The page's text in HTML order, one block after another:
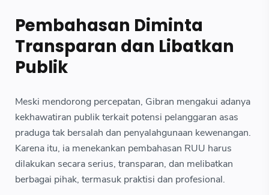
Pembahasan Diminta
Transparan dan Libatkan
Publik
Meski mendorong percepatan, Gibran mengakui adanya
kekhawatiran publik terkait potensi pelanggaran asas
praduga tak bersalah dan penyalahgunaan kewenangan.
Karena itu, ia menekankan pembahasan RUU harus
dilakukan secara serius, transparan, dan melibatkan
berbagai pihak, termasuk praktisi dan profesional.